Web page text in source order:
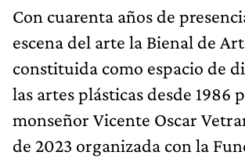
Con cuarenta años de
escena del arte la Bienal de
constituida como espacio de
las artes plásticas desde 1986
monseñor Vicente Oscar
de 2023 organizada con la